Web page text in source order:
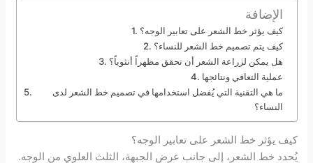
الإضافة
كيف يؤثر خط الشعر على تعابير الوجه؟
كيف يتم تصميم خط الشعر للنساء؟
هل يمكن لزراعة الشعر أن تحقق مظهراً أنثوياً؟
عملية التعافي ونتائجها
ما هي التقنية التي يُفضل استخدامها في تصميم خط الشعر لدى
النساء؟
كيف يؤثر خط الشعر على تعابير الوجه؟
يُحدد خط الشعر، إلى جانب عرض الجبهة، الثلث العلوي من الوجه.